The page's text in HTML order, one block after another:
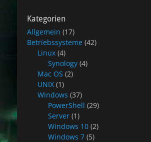
Kategorien
Allgemein (17)
Betriebssysteme (42)
Linux (4)
Synology (4)
Mac OS (2)
UNIX (1)
Windows (37)
PowerShell (29)
Server (1)
Windows 10 (2)
Windows 7 (5)